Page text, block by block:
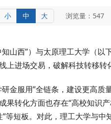
小 中 大 浏览量：547
山西”）与太原理工大学（以
进场交易，破解科技转移转
金服用”全链条，建设更高
转化方面也存在“高校知识
等短板。对此，理工大学与